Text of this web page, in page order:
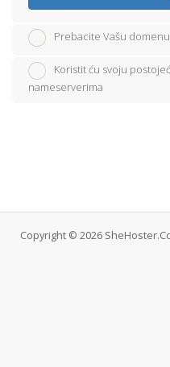
Prebacite Vašu
Koristit ću svoju
nameserverima
Copyright © 2026